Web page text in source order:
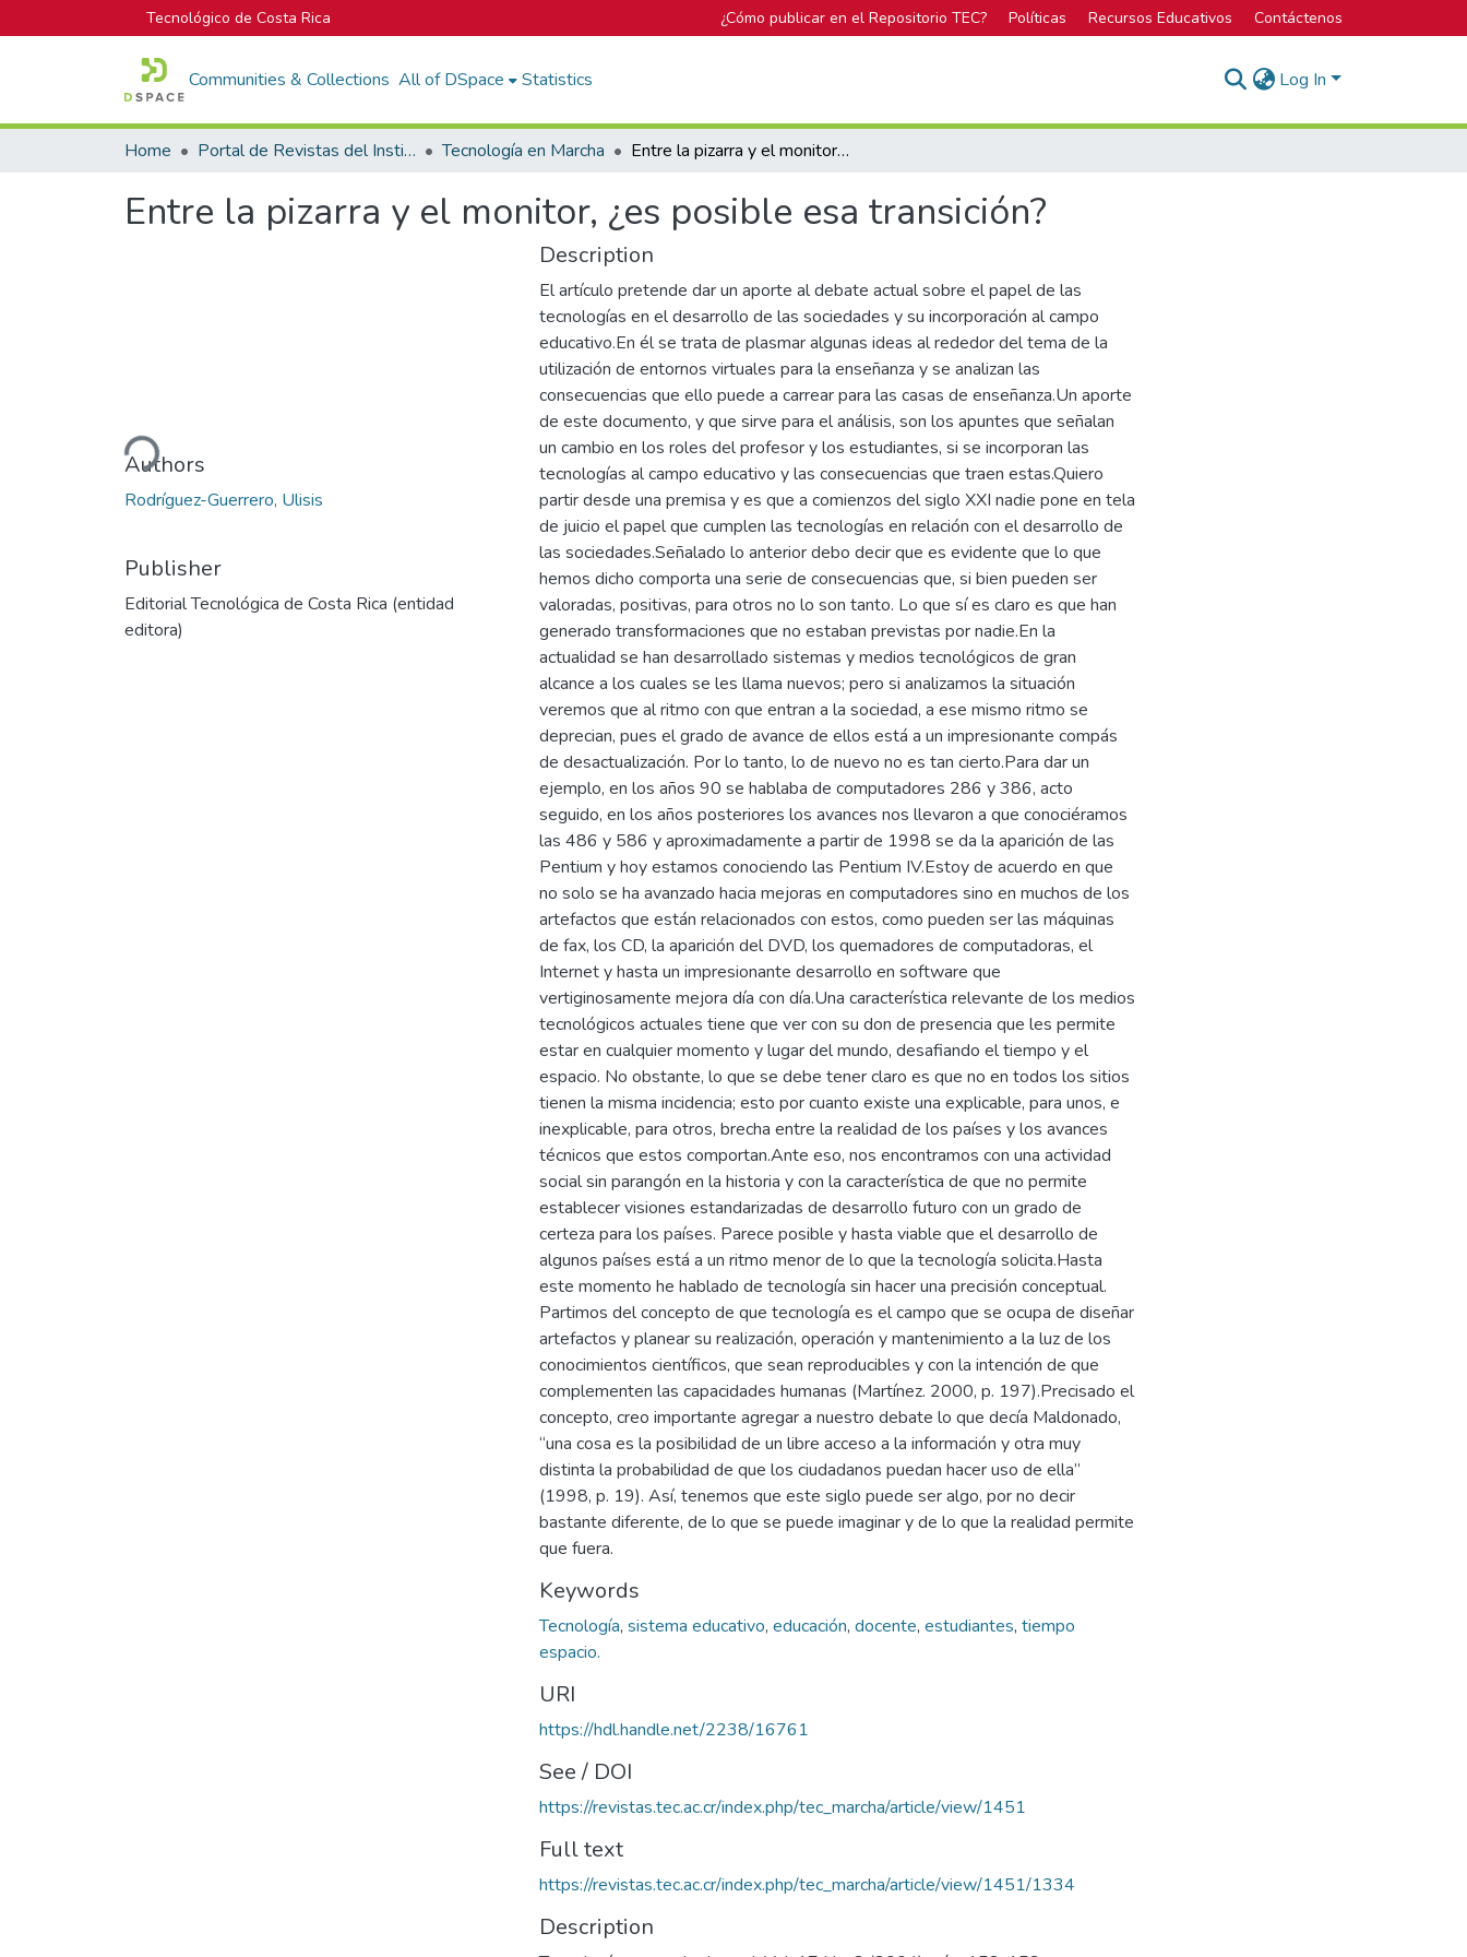
Tecnológico de Costa Rica ¿Cómo publicar en el Repositorio TEC? Políticas Recursos Educativos Contáctenos
Communities & Collections All of DSpace Statistics Log In
Home Portal de Revistas del Instituto Tecnológico de Costa Rica Tecnología en Marcha Entre la pizarra y el monitor, ¿es posible esa transición?
Entre la pizarra y el monitor, ¿es posible esa transición?
Loading...
Authors
Rodríguez-Guerrero, Ulisis
Publisher
Editorial Tecnológica de Costa Rica (entidad
editora)
Description
El artículo pretende dar un aporte al debate actual sobre el papel de las
tecnologías en el desarrollo de las sociedades y su incorporación al campo
educativo.En él se trata de plasmar algunas ideas al rededor del tema de la
utilización de entornos virtuales para la enseñanza y se analizan las
consecuencias que ello puede a carrear para las casas de enseñanza.Un aporte
de este documento, y que sirve para el análisis, son los apuntes que señalan
un cambio en los roles del profesor y los estudiantes, si se incorporan las
tecnologías al campo educativo y las consecuencias que traen estas.Quiero
partir desde una premisa y es que a comienzos del siglo XXI nadie pone en tela
de juicio el papel que cumplen las tecnologías en relación con el desarrollo de
las sociedades.Señalado lo anterior debo decir que es evidente que lo que
hemos dicho comporta una serie de consecuencias que, si bien pueden ser
valoradas, positivas, para otros no lo son tanto. Lo que sí es claro es que han
generado transformaciones que no estaban previstas por nadie.En la
actualidad se han desarrollado sistemas y medios tecnológicos de gran
alcance a los cuales se les llama nuevos; pero si analizamos la situación
veremos que al ritmo con que entran a la sociedad, a ese mismo ritmo se
deprecian, pues el grado de avance de ellos está a un impresionante compás
de desactualización. Por lo tanto, lo de nuevo no es tan cierto.Para dar un
ejemplo, en los años 90 se hablaba de computadores 286 y 386, acto
seguido, en los años posteriores los avances nos llevaron a que conociéramos
las 486 y 586 y aproximadamente a partir de 1998 se da la aparición de las
Pentium y hoy estamos conociendo las Pentium IV.Estoy de acuerdo en que
no solo se ha avanzado hacia mejoras en computadores sino en muchos de los
artefactos que están relacionados con estos, como pueden ser las máquinas
de fax, los CD, la aparición del DVD, los quemadores de computadoras, el
Internet y hasta un impresionante desarrollo en software que
vertiginosamente mejora día con día.Una característica relevante de los medios
tecnológicos actuales tiene que ver con su don de presencia que les permite
estar en cualquier momento y lugar del mundo, desafiando el tiempo y el
espacio. No obstante, lo que se debe tener claro es que no en todos los sitios
tienen la misma incidencia; esto por cuanto existe una explicable, para unos, e
inexplicable, para otros, brecha entre la realidad de los países y los avances
técnicos que estos comportan.Ante eso, nos encontramos con una actividad
social sin parangón en la historia y con la característica de que no permite
establecer visiones estandarizadas de desarrollo futuro con un grado de
certeza para los países. Parece posible y hasta viable que el desarrollo de
algunos países está a un ritmo menor de lo que la tecnología solicita.Hasta
este momento he hablado de tecnología sin hacer una precisión conceptual.
Partimos del concepto de que tecnología es el campo que se ocupa de diseñar
artefactos y planear su realización, operación y mantenimiento a la luz de los
conocimientos científicos, que sean reproducibles y con la intención de que
complementen las capacidades humanas (Martínez. 2000, p. 197).Precisado el
concepto, creo importante agregar a nuestro debate lo que decía Maldonado,
“una cosa es la posibilidad de un libre acceso a la información y otra muy
distinta la probabilidad de que los ciudadanos puedan hacer uso de ella”
(1998, p. 19). Así, tenemos que este siglo puede ser algo, por no decir
bastante diferente, de lo que se puede imaginar y de lo que la realidad permite
que fuera.
Keywords
Tecnología, sistema educativo, educación, docente, estudiantes, tiempo
espacio.
URI
https://hdl.handle.net/2238/16761
See / DOI
https://revistas.tec.ac.cr/index.php/tec_marcha/article/view/1451
Full text
https://revistas.tec.ac.cr/index.php/tec_marcha/article/view/1451/1334
Description